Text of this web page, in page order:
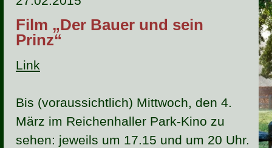
Film „Der Bauer und sein
Prinz“
Link
Bis (voraussichtlich) Mittwoch, den 4.
März im Reichenhaller Park-Kino zu
sehen: jeweils um 17.15 und um 20 Uhr.